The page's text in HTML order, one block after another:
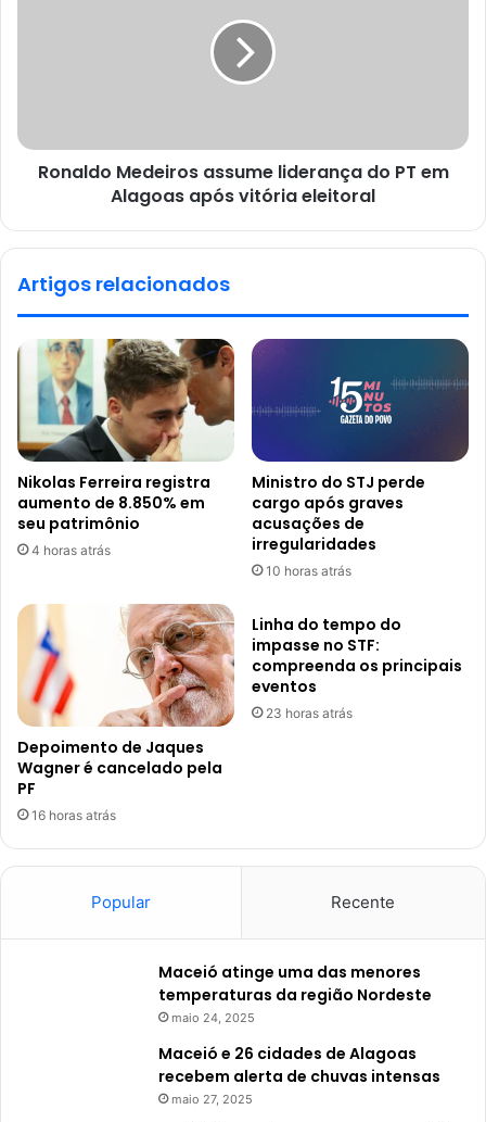
Ronaldo Medeiros assume liderança do PT em
Alagoas após vitória eleitoral
Artigos relacionados
Nikolas Ferreira registra
aumento de 8.850% em
seu patrimônio
4 horas atrás
Ministro do STJ perde
cargo após graves
acusações de
irregularidades
10 horas atrás
Depoimento de Jaques
Wagner é cancelado pela
PF
16 horas atrás
Linha do tempo do
impasse no STF:
compreenda os principais
eventos
23 horas atrás
Popular Recente
Maceió atinge uma das menores
temperaturas da região Nordeste
maio 24, 2025
Maceió e 26 cidades de Alagoas
recebem alerta de chuvas intensas
maio 27, 2025